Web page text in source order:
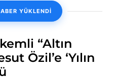
YÜKLENDİ
“Altın
Özil’e ‘Yılın